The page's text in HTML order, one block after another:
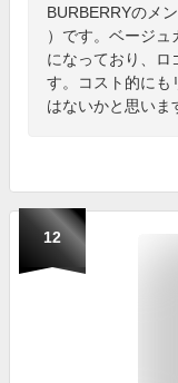
BURBERRYのメ
）です。ベージ
になっており、ロ
す。コスト的にも
はないかと思いま
12